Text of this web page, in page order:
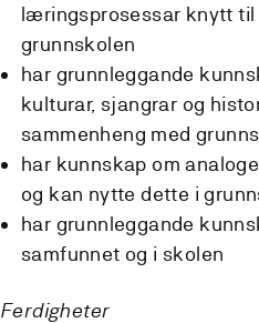
læringsprosessar knytt
grunnskolen
har grunnleggande
kulturar, sjangrar og
sammenheng med
har kunnskap om
og kan nytte dette i
har grunnleggande
samfunnet og i skolen
Ferdigheter